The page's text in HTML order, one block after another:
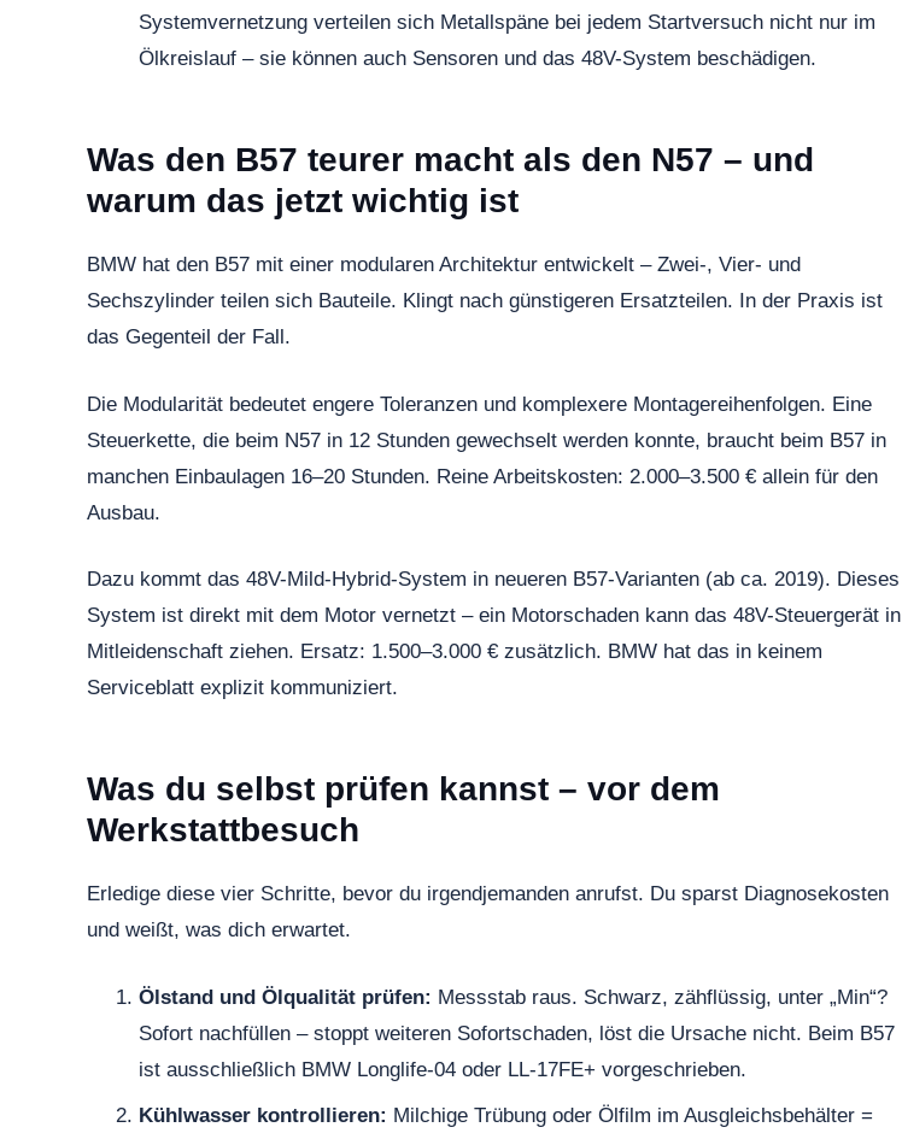
Systemvernetzung verteilen sich Metallspäne bei jedem Startversuch nicht nur im
Ölkreislauf – sie können auch Sensoren und das 48V-System beschädigen.
Was den B57 teurer macht als den N57 – und
warum das jetzt wichtig ist
BMW hat den B57 mit einer modularen Architektur entwickelt – Zwei-, Vier- und
Sechszylinder teilen sich Bauteile. Klingt nach günstigeren Ersatzteilen. In der Praxis ist
das Gegenteil der Fall.
Die Modularität bedeutet engere Toleranzen und komplexere Montagereihenfolgen. Eine
Steuerkette, die beim N57 in 12 Stunden gewechselt werden konnte, braucht beim B57 in
manchen Einbaulagen 16–20 Stunden. Reine Arbeitskosten: 2.000–3.500 € allein für den
Ausbau.
Dazu kommt das 48V-Mild-Hybrid-System in neueren B57-Varianten (ab ca. 2019). Dieses
System ist direkt mit dem Motor vernetzt – ein Motorschaden kann das 48V-Steuergerät in
Mitleidenschaft ziehen. Ersatz: 1.500–3.000 € zusätzlich. BMW hat das in keinem
Serviceblatt explizit kommuniziert.
Was du selbst prüfen kannst – vor dem
Werkstattbesuch
Erledige diese vier Schritte, bevor du irgendjemanden anrufst. Du sparst Diagnosekosten
und weißt, was dich erwartet.
Ölstand und Ölqualität prüfen: Messstab raus. Schwarz, zähflüssig, unter „Min“?
Sofort nachfüllen – stoppt weiteren Sofortschaden, löst die Ursache nicht. Beim B57
ist ausschließlich BMW Longlife-04 oder LL-17FE+ vorgeschrieben.
Kühlwasser kontrollieren: Milchige Trübung oder Ölfilm im Ausgleichsbehälter =